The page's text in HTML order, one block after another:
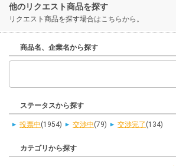
他のリクエスト商品を探す
リクエスト商品を探す場合はこちらから。
商品名、企業名から探す
ステータスから探す
投票中(1954) 交渉中(79) 交渉完了 (134)
カテゴリから探す